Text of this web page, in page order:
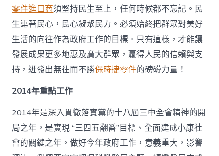
零件進口商須堅持民生至上，任何時候都不忘記。民
生連著民心，民心凝聚民力。必須始終把群眾對美好
生活的向往作為政府工作的目標。只有這樣，才能讓
發展成果更多地惠及廣大群眾，贏得人民的信賴與支
持，迸發出無往而不勝保時捷零件的磅礴力量！
2014年重點工作
2014年是深入貫徹落實黨的十八屆三中全會精神的開
局之年，是實現 “三四五翻番”目標、全面建成小康社
會的關鍵之年。做好今年政府工作，意義重大，影響